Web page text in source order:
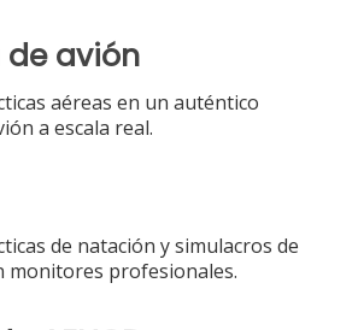
avión
aéreas en un auténtico
a escala real.
de natación y simulacros de
monitores profesionales.